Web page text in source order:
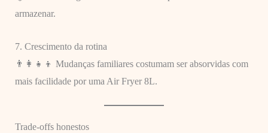
armazenar.
7. Crescimento da rotina
👨‍👩‍👧‍👦 Mudanças familiares costumam ser absorvidas com
mais facilidade por uma Air Fryer 8L.
Trade-offs honestos